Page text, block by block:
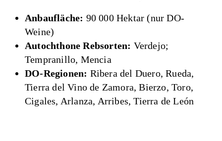
Anbaufläche: 90 000 Hektar (nur DO-
Weine)
Autochthone Rebsorten: Verdejo;
Tempranillo, Mencia
DO-Regionen: Ribera del Duero, Rueda,
Tierra del Vino de Zamora, Bierzo, Toro,
Cigales, Arlanza, Arribes, Tierra de León